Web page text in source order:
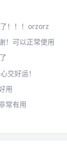
！！！orzorz
！可以正常使用
交好运！
用
常有用